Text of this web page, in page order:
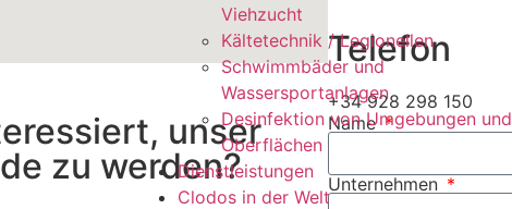
Viehzucht
Kältetechnik / Legionellen
Schwimmbäder und
Wassersportanlagen
Desinfektion von Umgebungen und
Oberflächen
Dienstleistungen
Clodos in der Welt
Telefon
+34 928 298 150
unser
zu werden?
Name
Unternehmen